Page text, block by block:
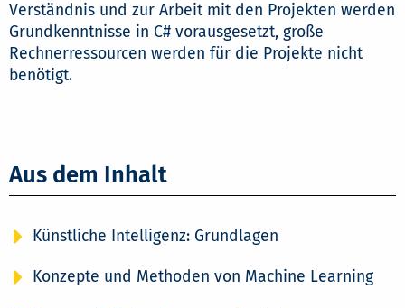
Verständnis und zur Arbeit mit den Projekten werden
Grundkenntnisse in C# vorausgesetzt, große
Rechnerressourcen werden für die Projekte nicht
benötigt.
Aus dem Inhalt
Künstliche Intelligenz: Grundlagen
Konzepte und Methoden von Machine Learning